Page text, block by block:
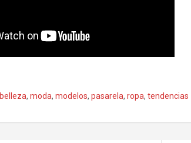
belleza,moda,modelos,pasarela,ropa,tendencias